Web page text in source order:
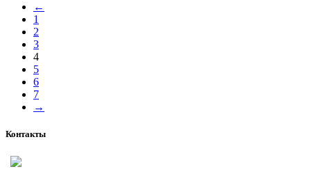
←
1
2
3
4
5
6
7
→
Контакты